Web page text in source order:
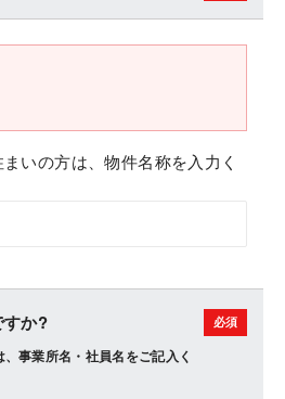
いの方は、物件名称を入力く
すか?
、事業所名・社員名をご記入く